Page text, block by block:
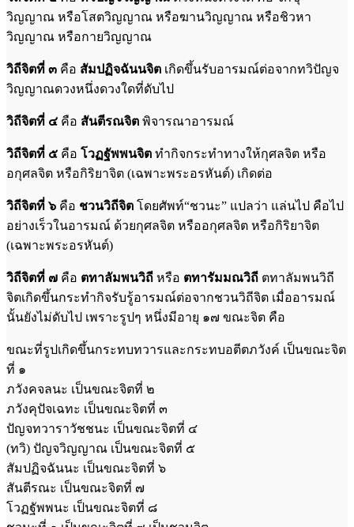
วิญญาณ หรือโสตวิญญาณ หรือฆานวิญญาณ หรือชิวหา
วิญญาณ หรือกายวิญญาณ
วิถี​จิต​ที่ ๓ คือ สัม​ปฏิ​จ​ฉัน​น​จิต เกิดขึ้นรับอารมณ์ต่อจากทวิปัญจ
วิญญาณดวงหนึ่งดวงใดที่ดับไป
วิถี​จิต​ที่ ๔ คือ สัน​ตี​รณ​จิต พิจารณาอารมณ์
วิถี​จิต​ที่ ๕ คือ โวฏฐัพ​พน​จิต ทำ​กิจกระทำ​ทางให้กุศลจิต หรือ
อกุศลจิต หรือกิริยาจิต (เฉพาะพระอรหันต์) เกิดต่อ
วิถี​จิต​ที่ ๖ คือ ชวน​วิถี​จิต โดยศัพท์“ชวนะ” แปลว่า แล่นไป ​คือไป
อย่างเร็วในอารมณ์ ด้วยกุศลจิต หรืออกุศลจิต หรือกิริยาจิต
(เฉพาะพระอรหันต์)
วิถี​จิต​ที่ ๗ คือ ต​ทา​ลัม​พน​วิถี หรือ ต​ทา​รัม​มณ​วิถี ตทาลัมพนวิถี
จิตเกิดขึ้นกระทำ​กิจรับรู้อารมณ์ต่อจากชวนวิถีจิต เมื่ออารมณ์
นั้นยังไม่ดับไป เพราะรูปๆ หนึ่งมีอายุ ๑๗ ขณะจิต คือ
ขณะที่รูปเกิดขึ้นกระทบทวารและกระทบอตีตภวังค์ เป็นขณะจิต
ที่ ๑
ภวังคจลนะ เป็นขณะจิตที่ ๒
ภวังคุปัจเฉทะ เป็นขณะจิตที่ ๓
ปัญจทวาราวัชชนะ เป็นขณะจิตที่ ๔
(ทวิ) ปัญจวิญญาณ เป็นขณะจิตที่ ๕
สัมปฏิจฉันนะ เป็นขณะจิตที่ ๖
สันตีรณะ เป็นขณะจิตที่ ๗
โวฏฐัพพนะ เป็นขณะจิตที่ ๘